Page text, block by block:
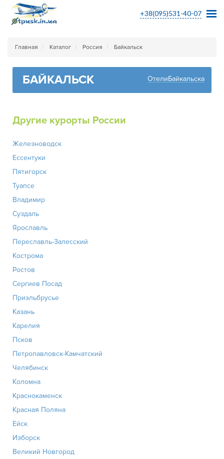
+38(095)531-40-07
Главная Каталог Россия Байкальск
БАЙКАЛЬСК ОтелиБайкальска
Другие курорты России
Железноводск
Ессентуки
Пятигорск
Туапсе
Владимир
Суздаль
Ярославль
Переславль-Залесский
Кострома
Ростов
Сергиев Посад
Приэльбрусье
Казань
Карелия
Псков
Петропавловск-Камчатский
Челябинск
Коломна
Краснокаменск
Красная Поляна
Ейск
Изборск
Великий Новгород